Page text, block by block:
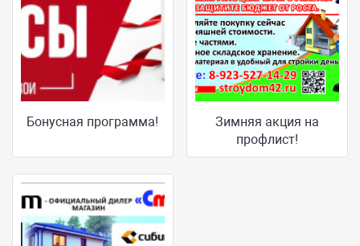
Бонусная программа!
Зимняя акция на
профлист!